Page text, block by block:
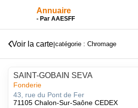
Annuaire
- Par AAESFF
Voir la carte|catégorie : Chromage
SAINT-GOBAIN SEVA
Fonderie
43, rue du Pont de Fer
71105 Chalon-Sur-Saône CEDEX